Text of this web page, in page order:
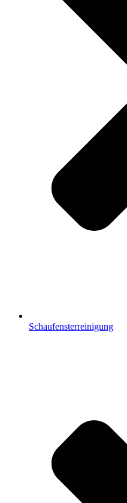
Schaufensterreinigung